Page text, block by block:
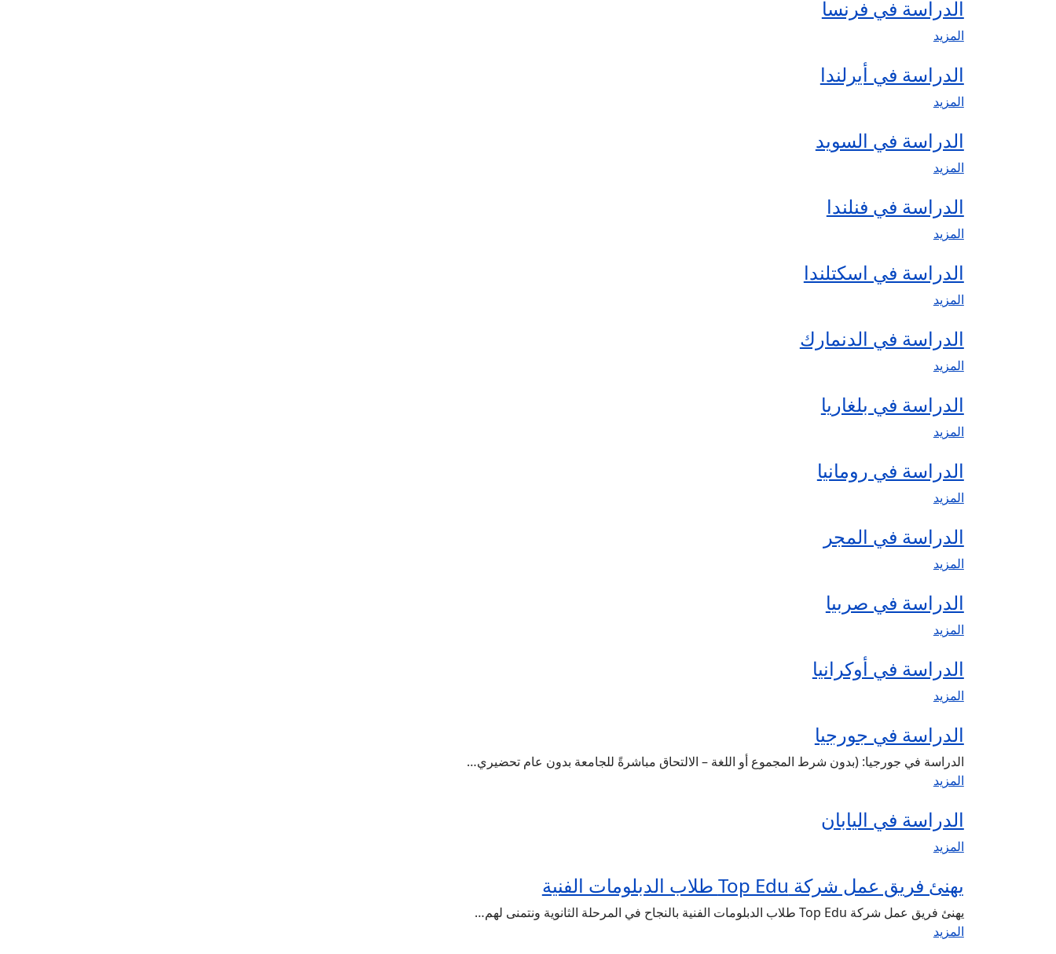
الدراسة في فرنسا
المزيد
الدراسة في أيرلندا
المزيد
الدراسة في السويد
المزيد
الدراسة في فنلندا
المزيد
الدراسة في اسكتلندا
المزيد
الدراسة في الدنمارك
المزيد
الدراسة في بلغاريا
المزيد
الدراسة في رومانيا
المزيد
الدراسة في المجر
المزيد
الدراسة في صربيا
المزيد
الدراسة في أوكرانيا
المزيد
الدراسة في جورجيا
الدراسة في جورجيا: (بدون شرط المجموع أو اللغة – الالتحاق مباشرةً للجامعة بدون عام تحضيري…
المزيد
الدراسة في اليابان
المزيد
يهنئ فريق عمل شركة Top Edu طلاب الدبلومات الفنية
يهنئ فريق عمل شركة Top Edu طلاب الدبلومات الفنية بالنجاح في المرحلة الثانوية ونتمنى لهم…
المزيد